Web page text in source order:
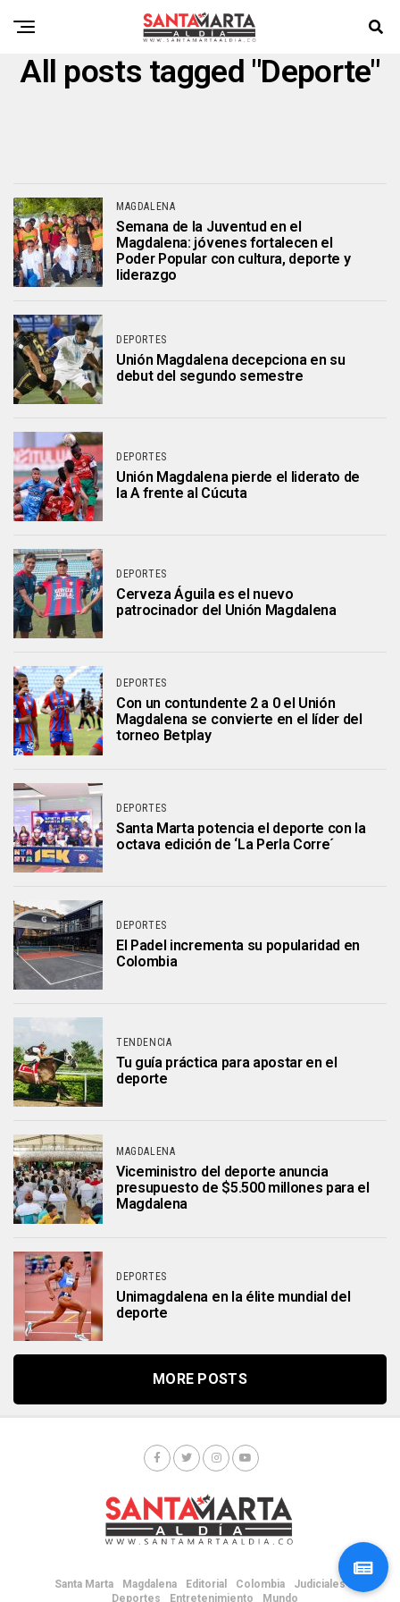
All posts tagged "Deporte"
MAGDALENA
Semana de la Juventud en el
Magdalena: jóvenes fortalecen el
Poder Popular con cultura, deporte y
liderazgo
DEPORTES
Unión Magdalena decepciona en su
debut del segundo semestre
DEPORTES
Unión Magdalena pierde el liderato de
la A frente al Cúcuta
DEPORTES
Cerveza Águila es el nuevo
patrocinador del Unión Magdalena
DEPORTES
Con un contundente 2 a 0 el Unión
Magdalena se convierte en el líder del
torneo Betplay
DEPORTES
Santa Marta potencia el deporte con la
octava edición de ‘La Perla Corre´
DEPORTES
El Padel incrementa su popularidad en
Colombia
TENDENCIA
Tu guía práctica para apostar en el
deporte
MAGDALENA
Viceministro del deporte anuncia
presupuesto de $5.500 millones para el
Magdalena
DEPORTES
Unimagdalena en la élite mundial del
deporte
MORE POSTS
Santa Marta Magdalena Editorial Colombia
Judiciales
Deportes
Entretenimiento Mundo